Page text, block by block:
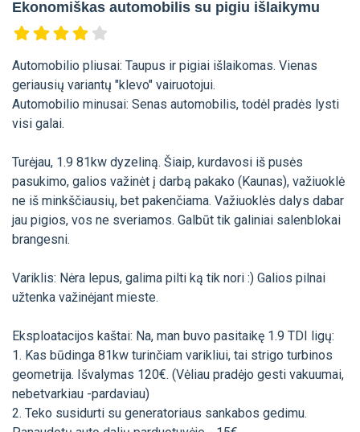
Ekonomiškas automobilis su pigiu išlaikymu
Automobilio pliusai: Taupus ir pigiai išlaikomas. Vienas
geriausių variantų "klevo" vairuotojui.
Automobilio minusai: Senas automobilis, todėl pradės lysti
visi galai.
Turėjau, 1.9 81kw dyzeliną. Šiaip, kurdavosi iš pusės
pasukimo, galios važinėt į darbą pakako (Kaunas), važiuoklė
ne iš minkščiausių, bet pakenčiama. Važiuoklės dalys dabar
jau pigios, vos ne sveriamos. Galbūt tik galiniai salenblokai
brangesni.
Variklis: Nėra lepus, galima pilti ką tik nori :) Galios pilnai
užtenka važinėjant mieste.
Eksploatacijos kaštai: Na, man buvo pasitaikę 1.9 TDI ligų:
1. Kas būdinga 81kw turinčiam varikliui, tai strigo turbinos
geometrija. Išvalymas 120€. (Vėliau pradėjo gesti vakuumai,
nebetvarkiau -pardaviau)
2. Teko susidurti su generatoriaus sankabos gedimu.